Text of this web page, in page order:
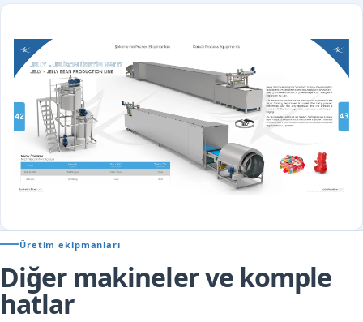
Üretim ekipmanları
Diğer makineler ve komple
hatlar